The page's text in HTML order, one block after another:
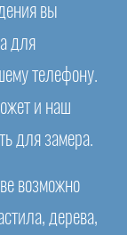
вы
для
телефону.
и наш
для замера.
возможно
дерева,